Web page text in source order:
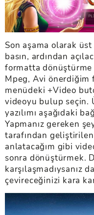
Son aşama olarak
basın, ardından
formatta dönüştürme
Mpeg, Avi önerdiğim
menüdeki +Video
videoyu bulup seçin.
yazılımı aşağıdaki
Yapmanız gereken
tarafından geliştirilen
anlatacağım gibi
sonra dönüştürmek.
karşılaşmadıysanız
çevireceğinizi kara